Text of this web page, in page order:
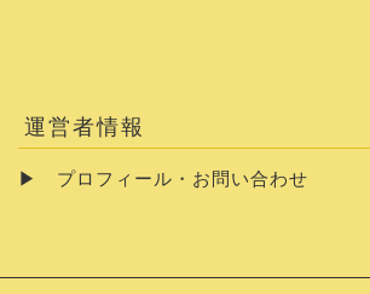
運営者情報
▶ プロフィール・お問い合わせ